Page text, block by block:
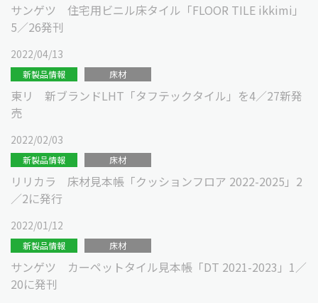
サンゲツ 住宅⽤ビニル床タイル「FLOOR TILE ikkimi」
5／26発刊
2022/04/13
新製品情報 床材
東リ 新ブランドLHT「タフテックタイル」を4／27新発
売
2022/02/03
新製品情報 床材
リリカラ 床材見本帳「クッションフロア 2022-2025」2
／2に発行
2022/01/12
新製品情報 床材
サンゲツ カーペットタイル見本帳「DT 2021-2023」1／
20に発刊